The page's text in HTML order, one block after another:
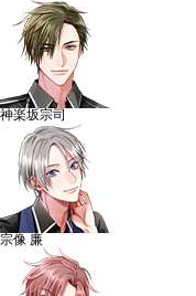
神楽坂宗司
宗像 廉